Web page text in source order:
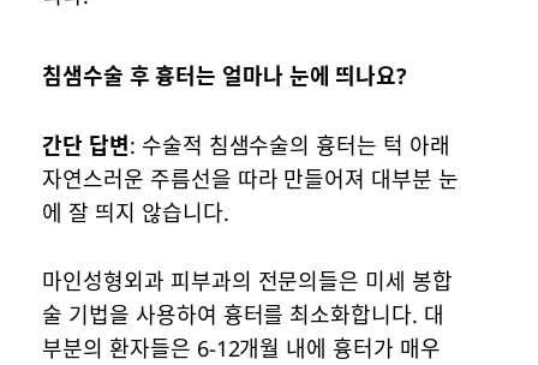
침샘수술 후 흉터는 얼마나 눈에 띄나요?
간단 답변: 수술적 침샘수술의 흉터는 턱 아래
자연스러운 주름선을 따라 만들어져 대부분 눈
에 잘 띄지 않습니다.
마인성형외과 피부과의 전문의들은 미세 봉합
술 기법을 사용하여 흉터를 최소화합니다. 대
부분의 환자들은 6-12개월 내에 흉터가 매우